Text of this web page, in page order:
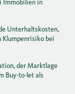
Immobilien in
Unterhaltskosten,
Klumpenrisiko bei
der Marktlage
Buy-to-let als